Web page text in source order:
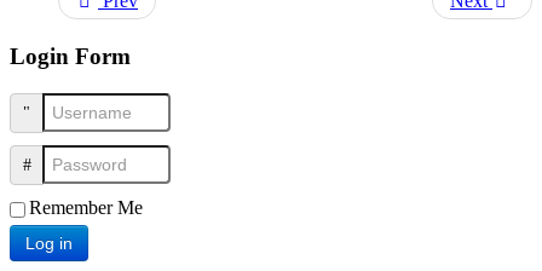
Login Form
Username
Password
Remember Me
Log in